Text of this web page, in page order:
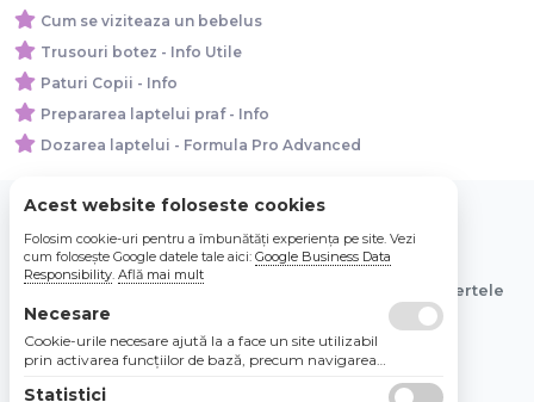
Cum se viziteaza un bebelus
Trusouri botez - Info Utile
Paturi Copii - Info
Prepararea laptelui praf - Info
Dozarea laptelui - Formula Pro Advanced
© 2026 Bebe Nou Online Store SRL
Toate preturile sunt exprimate in lei si includ tva. Ofertele
sunt valabile in limita stocului disponibil.
Acest website foloseste cookies
Folosim cookie-uri pentru a îmbunătăți experiența pe site. Vezi
cum folosește Google datele tale aici: Google Business Data
Responsibility. Află mai mult
Necesare
Cookie-urile necesare ajută la a face un site utilizabil
prin activarea funcţiilor de bază, precum navigarea
Site-ul nu poate funcţiona corespunzător fără aceste
Statistici